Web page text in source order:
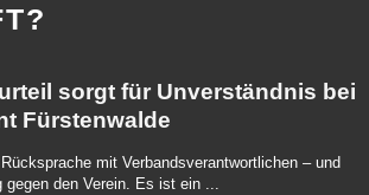
sorgt für Unverständnis bei
Fürstenwalde
mit Verbandsverantwortlichen – und
gegen den Verein. Es ist ein ...